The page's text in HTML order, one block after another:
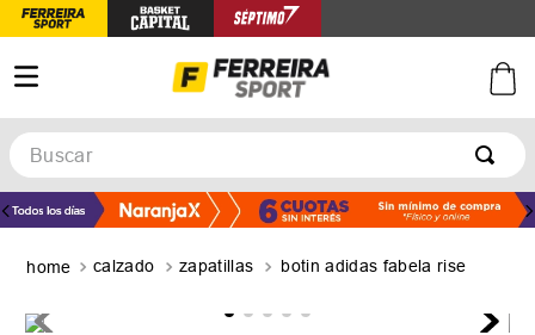
Buscar
calzado zapatillas botin adidas fabela rise
TÉRMINOS MÁS BUSCADOS
3.